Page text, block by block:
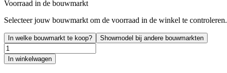
Voorraad in de bouwmarkt
Selecteer jouw bouwmarkt om de voorraad in de winkel te controleren.
In welke bouwmarkt te koop? Showmodel bij andere bouwmarkten
In winkelwagen